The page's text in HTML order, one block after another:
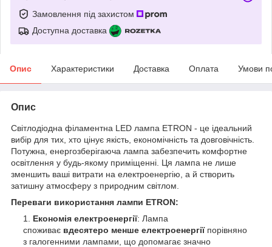
Замовлення під захистом
Доступна доставка
Опис Характеристики Доставка Оплата Умови
Опис
Світлодіодна філаментна LED лампа ETRON - це ідеальний
вибір для тих, хто цінує якість, економічність та довговічність.
Потужна, енергозберігаюча лампа забезпечить комфортне
освітлення у будь-якому приміщенні. Ця лампа не лише
зменшить ваші витрати на електроенергію, а й створить
затишну атмосферу з природним світлом.
Переваги використання лампи ETRON:
Економія електроенергії: Лампа
споживає вдесятеро менше електроенергіїпорівняно
з галогенними лампами, що допомагає значно